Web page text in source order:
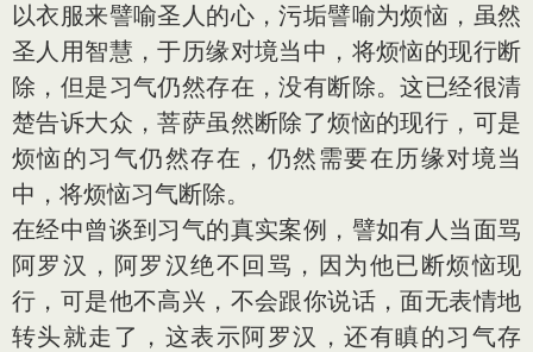
以衣服来譬喻圣人的心，污垢譬喻为烦恼，虽然
圣人用智慧，于历缘对境当中，将烦恼的现行断
除，但是习气仍然存在，没有断除。这已经很清
楚告诉大众，菩萨虽然断除了烦恼的现行，可是
烦恼的习气仍然存在，仍然需要在历缘对境当
中，将烦恼习气断除。
在经中曾谈到习气的真实案例，譬如有人当面骂
阿罗汉，阿罗汉绝不回骂，因为他已断烦恼现
行，可是他不高兴，不会跟你说话，面无表情地
转头就走了，这表示阿罗汉，还有瞋的习气存